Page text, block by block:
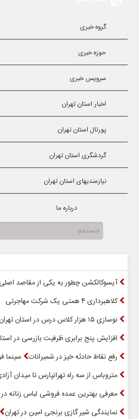
گروه خبری
حوزه خبری
سرویس خبری
اخبار استان تهران
پورتال استان تهران
گردشگری استان تهران
نیازمندیهای استان تهران
درباره ما
آیسوکالکشن چطور به یکی از مقاصد اصلی
کلاهبرداری ۴ همتی یک شرکت مهاجرتی
نوسازی ۱۵ هزار کلاس درس در استان تهران
افزایش پنج برابری ظرفیت بازرسی در
رفع نقاط حادثه خیز در شمیرانات
سینما
متروباس از سه راه تهرانپارس تا میدان
معرفی بهترین عمده فروشی لباس زنانه در
نمایندگی شیر گازی برنجی امین در تهران